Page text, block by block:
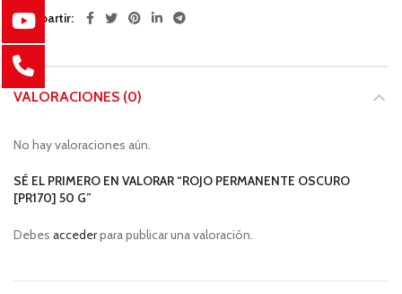
Compartir
VALORACIONES (0)
No hay valoraciones aún.
SÉ EL PRIMERO EN VALORAR “ROJO PERMANENTE OSCURO
[PR170] 50 G”
Debes accederpara publicar una valoración.